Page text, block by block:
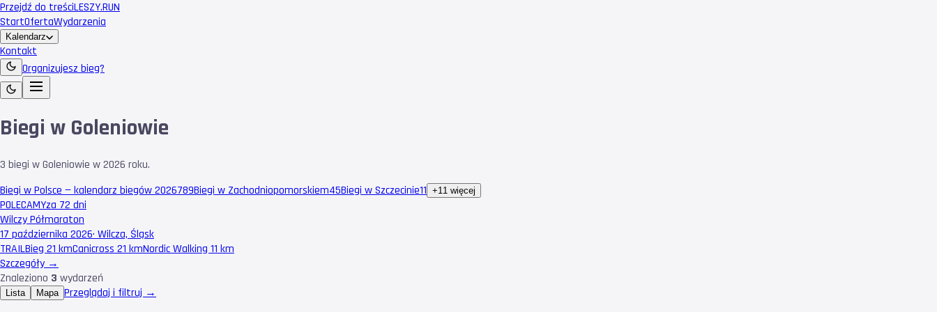
Przejdź do treściLESZY.RUN
StartOfertaWydarzenia
Kalendarz
Kontakt
Organizujesz bieg?
Biegi w Goleniowie
3 biegi w Goleniowie w 2026 roku.
Biegi w Polsce — kalendarz biegów 2026789Biegi w Zachodniopomorskiem45Biegi w Szczecinie11 +11 więcej
POLECAMYza 72 dni
Wilczy Półmaraton
17 października 2026· Wilcza, Śląsk
TRAILBieg 21 kmCanicross 21 kmNordic Walking 11 km
Szczegóły →
Znaleziono 3 wydarzeń
Lista Mapa Przeglądaj i filtruj →